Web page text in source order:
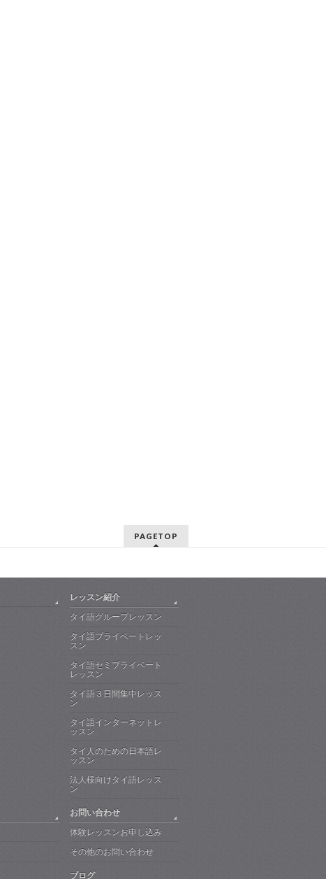
PAGETOP
レッスン紹介
タイ語グループレッスン
タイ語プライベートレッ
スン
タイ語セミプライベート
レッスン
タイ語３日間集中レッス
ン
タイ語インターネットレ
ッスン
タイ人のための日本語レ
ッスン
法人様向けタイ語レッス
ン
お問い合わせ
体験レッスンお申し込み
その他のお問い合わせ
ブログ